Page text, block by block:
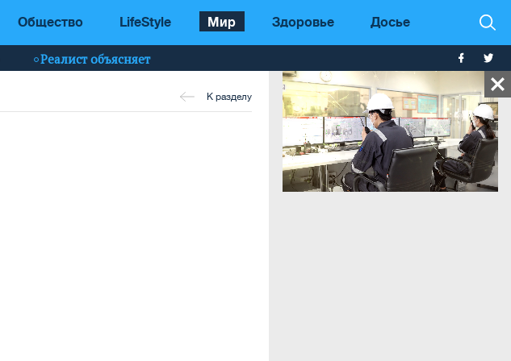
Общество LifeStyle Мир Здоровье Досье
Реалист объясняет
К разделу